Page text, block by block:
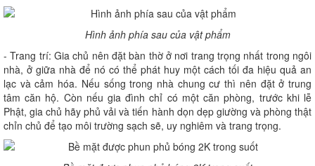
Hình ảnh phía sau của vật phẩm
- Trang trí: Gia chủ nên đặt bàn thờ ở nơi trang trọng nhất trong ngôi
nhà, ở giữa nhà để nó có thể phát huy một cách tối đa hiệu quả an
lạc và cảm hóa. Nếu sống trong nhà chung cư thì nên đặt ở trung
tâm căn hộ. Còn nếu gia đình chỉ có một căn phòng, trước khi lễ
Phật, gia chủ hãy phủ vải và tiến hành dọn dẹp giường và phòng thật
chỉn chủ để tạo môi trường sạch sẽ, uy nghiêm và trang trọng.